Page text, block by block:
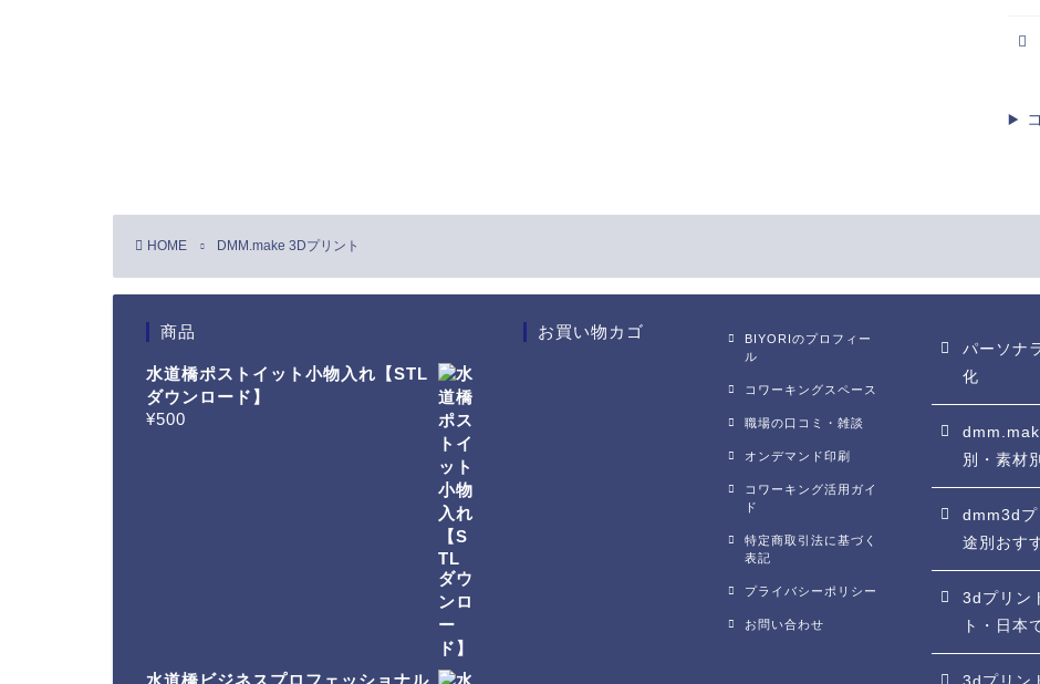
HOME DMM.make 3Dプリント
商品
水道橋ポストイット小物入れ【STL
ダウンロード】
¥500
水道橋ビジネスプロフェッショナル
お買い物カゴ
BIYORIのプロフィー
ル
コワーキングスペース
職場の口コミ・雑談
オンデマンド印刷
コワーキング活用ガイ
ド
特定商取引法に基づく
表記
プライバシーポリシー
お問い合わせ
パーソナ
化
別・素材
dmm3dプ
途別おす
3dプリン
ト・日本